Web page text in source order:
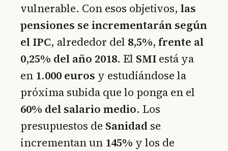
vulnerable. Con esos objetivos, las
pensiones se incrementarán según
el IPC, alrededor del 8,5%, frente al
0,25% del año 2018. El SMI está ya
en 1.000 euros y estudiándose la
próxima subida que lo ponga en el
60% del salario medio. Los
presupuestos de Sanidad se
incrementan un 145% y los de